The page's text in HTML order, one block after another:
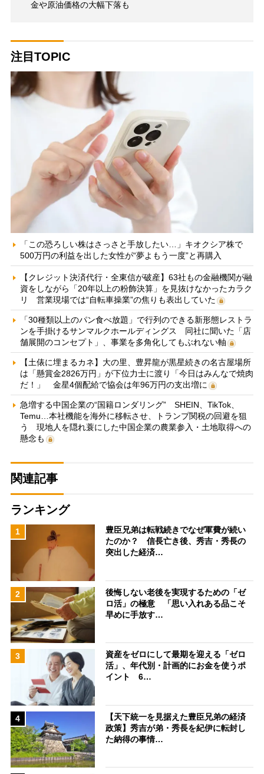
金や原油価格の大幅下落も
注目TOPIC
「この恐ろしい株はさっさと手放したい…」キオクシア株で
500万円の利益を出した女性が“夢よもう一度”と再購入
【クレジット決済代行・全東信が破産】63社もの金融機関が融
資をしながら「20年以上の粉飾決算」を見抜けなかったカラク
リ 営業現場では“自転車操業”の焦りも表出していた
「30種類以上のパン食べ放題」で行列のできる新形態レストラ
ンを手掛けるサンマルクホールディングス 同社に聞いた「店
舗展開のコンセプト」、事業を多角化してもぶれない軸
【土俵に埋まるカネ】大の里、豊昇龍が黒星続きの名古屋場所
は「懸賞金2826万円」が下位力士に渡り「今日はみんなで焼肉
だ！」 金星4個配給で協会は年96万円の支出増に
急増する中国企業の“国籍ロンダリング” SHEIN、TikTok、
Temu…本社機能を海外に移転させ、トランプ関税の回避を狙
う 現地人を隠れ蓑にした中国企業の農業参入・土地取得への
懸念も
関連記事
ランキング
1
豊臣兄弟は転戦続きでなぜ軍費が続い
たのか？ 信長亡き後、秀吉・秀長の
突出した経済…
2
後悔しない老後を実現するための「ゼ
ロ活」の極意 「思い入れある品こそ
早めに手放す…
3
資産をゼロにして最期を迎える「ゼロ
活」、年代別・計画的にお金を使うポ
イント 6…
4
【天下統一を見据えた豊臣兄弟の経済
政策】秀吉が弟・秀長を紀伊に転封し
た納得の事情…